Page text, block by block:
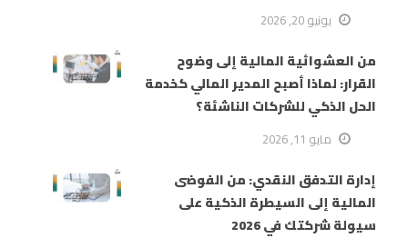
يونيو 20, 2026
من العشوائية المالية إلى وضوح
القرار: لماذا أصبح المدير المالي كخدمة
الحل الذكي للشركات الناشئة؟
مايو 11, 2026
إدارة التدفق النقدي: من الفوضى
المالية إلى السيطرة الذكية على
سيولة شركتك في 2026